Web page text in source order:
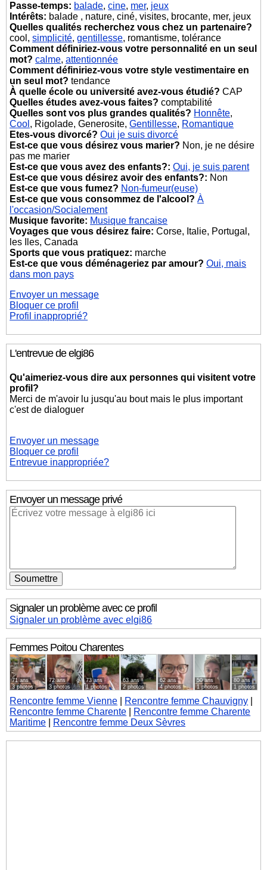
Passe-temps: balade,cine, mer, jeux
Intérêts: balade , nature, ciné, visites, brocante, mer, jeux
Quelles qualités recherchez vous chez un partenaire?
cool,simplicité,gentillesse, romantisme, tolérance
Comment définiriez-vous votre personnalité en un seul
mot? calme,attentionnée
Comment définiriez-vous votre style vestimentaire en
un seul mot? tendance
À quelle école ou université avez-vous étudié? CAP
Quelles études avez-vous faites? comptabilité
Quelles sont vos plus grandes qualités? Honnête,
Cool , Rigolade, Generosite,Gentillesse, Romantique
Etes-vous divorcé? Oui je suis divorcé
Est-ce que vous désirez vous marier? Non, je ne désire
pas me marier
Est-ce que vous avez des enfants?: Oui, je suis parent
Est-ce que vous désirez avoir des enfants?: Non
Est-ce que vous fumez? Non-fumeur(euse)
Est-ce que vous consommez de l'alcool? À
l'occasion/Socialement
Musique favorite: Musique francaise
Voyages que vous désirez faire: Corse, Italie, Portugal,
les Iles, Canada
Sports que vous pratiquez: marche
Est-ce que vous déménageriez par amour? Oui, mais
dans mon pays
Envoyer un message
Bloquer ce profil
Profil inapproprié?
L'entrevue de elgi86
Qu'aimeriez-vous dire aux personnes qui visitent votre
profil?
Merci de m'avoir lu jusqu'au bout mais le plus important
c'est de dialoguer
Envoyer un message
Bloquer ce profil
Entrevue inappropriée?
Envoyer un message privé
Signaler un problème avec ce profil
Signaler un problème avec elgi86
FemmesPoitou Charentes
71 ans
3 photos
72 ans
3 photos
73 ans
1 photos
63 ans
2 photos
62 ans
4 photos
50 ans
1 photos
80 ans
1 photos
Rencontre femme Vienne Rencontre femme Chauvigny
Rencontre femme Charente
Rencontre femme Charente
Maritime
Rencontre femme Deux Sèvres